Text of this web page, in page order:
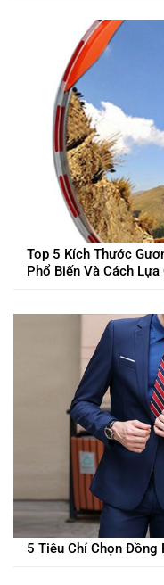
Top 5 Kích Thước
Phổ Biến Và Cách
5 Tiêu Chí Chọn Đồng